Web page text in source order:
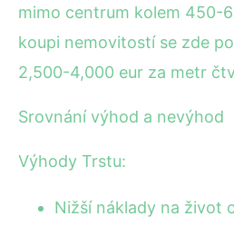
mimo centrum kolem 450-
koupi nemovitostí se zde
2,500-4,000 eur za metr
Srovnání výhod a nevýhod
Výhody Trstu:
Nižší náklady na život